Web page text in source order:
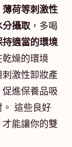
荷等刺激性
攝取，多喝
持適當的環境
乾燥的環境
刺激性卸妝產
進保養品吸
這些良好
能讓你的雙